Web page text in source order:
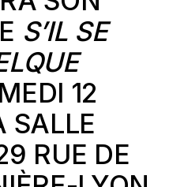
S’IL SE
12
SALLE
RUE DE